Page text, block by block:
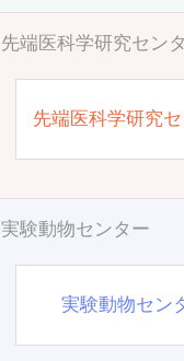
先端医科学研究セン
先端医科学研究
実験動物センター
実験動物セン